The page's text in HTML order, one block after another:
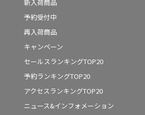
新入荷商品
予約受付中
再入荷商品
キャンペーン
セールスランキングTOP20
予約ランキングTOP20
アクセスランキングTOP20
ニュース&インフォメーション